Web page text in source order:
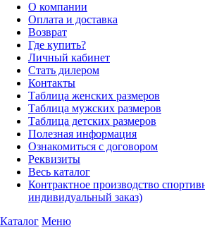
О компании
Оплата и доставка
Возврат
Где купить?
Личный кабинет
Стать дилером
Контакты
Таблица женских размеров
Таблица мужских размеров
Таблица детских размеров
Полезная информация
Ознакомиться с договором
Реквизиты
Весь каталог
Контрактное производство
индивидуальный заказ)
Каталог Меню